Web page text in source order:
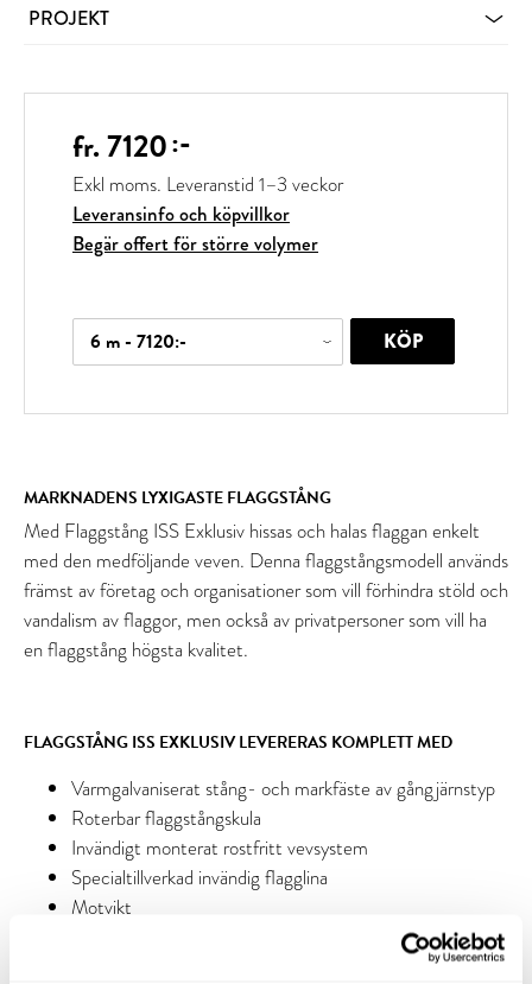
PROJEKT
fr. 7120:-
Exkl moms. Leveranstid 1–3 veckor
Leveransinfo och köpvillkor
Begär offert för större volymer
MARKNADENS LYXIGASTE FLAGGSTÅNG
Med Flaggstång ISS Exklusiv hissas och halas flaggan enkelt
med den medföljande veven. Denna flaggstångsmodell används
främst av företag och organisationer som vill förhindra stöld och
vandalism av flaggor, men också av privatpersoner som vill ha
en flaggstång högsta kvalitet.
FLAGGSTÅNG ISS EXKLUSIV LEVERERAS KOMPLETT MED
Varmgalvaniserat stång- och markfäste av gångjärnstyp
Roterbar flaggstångskula
Invändigt monterat rostfritt vevsystem
Specialtillverkad invändig flagglina
Motvikt
Plastclips (för snabbkoppling av flagga eller vimpel)